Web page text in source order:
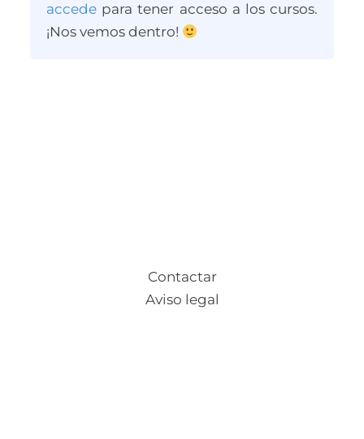
accede para tener acceso a los cursos.
¡Nos vemos dentro!
Contactar
Aviso legal